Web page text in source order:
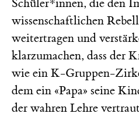
Schüler*innen, die den
wissenschaftlichen
weitertragen und
klarzumachen, dass der
wie ein K-Gruppen-
dem ein «Papa» seine
der wahren Lehre